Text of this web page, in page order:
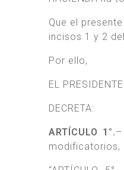
Que el
incisos 1 y 2
Por ello,
EL
DECRETA:
ARTÍCULO 1°.
modificatorios,